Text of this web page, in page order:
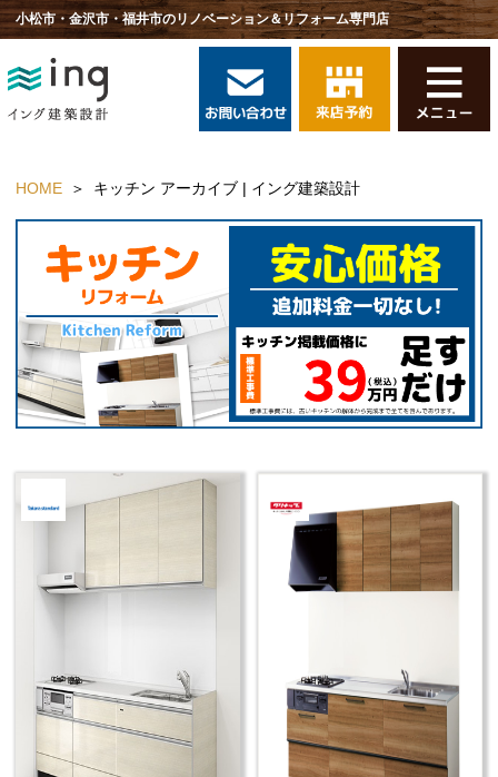
小松市・金沢市・福井市のリノベーション＆リフォーム専門店
HOME キッチン アーカイブ | イング建築設計